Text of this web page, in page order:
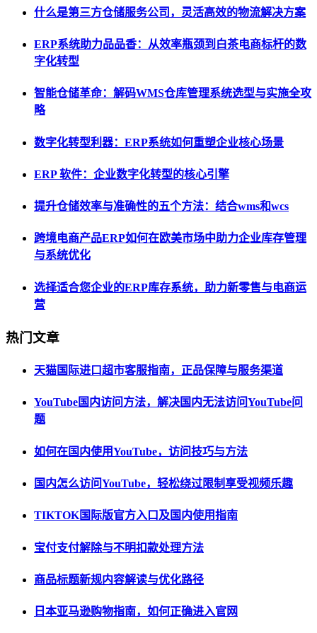
什么是第三方仓储服务公司，灵活高效的物流解决方案
ERP系统助力品品香：从效率瓶颈到白茶电商标杆的数
字化转型
智能仓储革命：解码WMS仓库管理系统选型与实施全攻
略
数字化转型利器：ERP系统如何重塑企业核心场景
ERP 软件：企业数字化转型的核心引擎
提升仓储效率与准确性的五个方法：结合wms和wcs
跨境电商产品ERP如何在欧美市场中助力企业库存管理
与系统优化
选择适合您企业的ERP库存系统，助力新零售与电商运
营
热门文章
天猫国际进口超市客服指南，正品保障与服务渠道
YouTube国内访问方法，解决国内无法访问YouTube问
题
如何在国内使用YouTube，访问技巧与方法
国内怎么访问YouTube，轻松绕过限制享受视频乐趣
TIKTOK国际版官方入口及国内使用指南
宝付支付解除与不明扣款处理方法
商品标题新规内容解读与优化路径
日本亚马逊购物指南，如何正确进入官网